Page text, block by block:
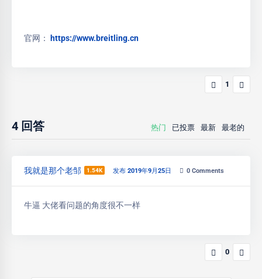
官网： https://www.breitling.cn
1
4 回答 热门 已投票 最新 最老的
我就是那个老邹 1.54K 发布 2019年9月25日 0 Comments
牛逼 大佬看问题的角度很不一样
0